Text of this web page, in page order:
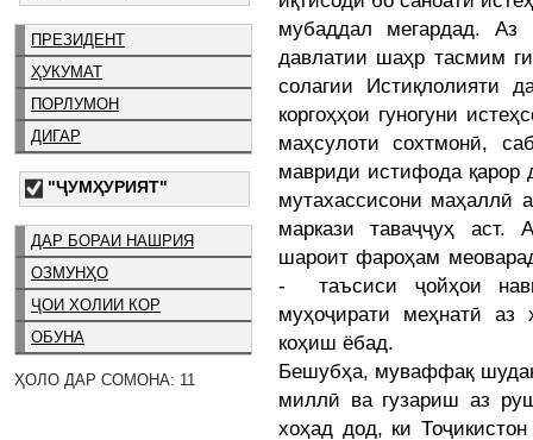
ПРЕЗИДЕНТ
ҲУКУМАТ
ПОРЛУМОН
ДИГАР
"ҶУМҲУРИЯТ"
ДАР БОРАИ НАШРИЯ
ОЗМУНҲО
ҶОИ ХОЛИИ КОР
ОБУНА
ҲОЛО ДАР СОМОНА: 11
мубаддал мегардад. Аз
давлатии шаҳр тасмим
солагии Истиқлолияти
коргоҳҳои гуногуни
маҳсулоти сохтмонӣ,
мавриди истифода қарор
мутахассисони маҳаллӣ
маркази таваҷҷуҳ
шароит фароҳам
- таъсиси ҷойҳои
муҳоҷирати меҳнатӣ
коҳиш ёбад.
Бешубҳа, муваффақ
миллӣ ва гузариш аз
хоҳад дод, ки